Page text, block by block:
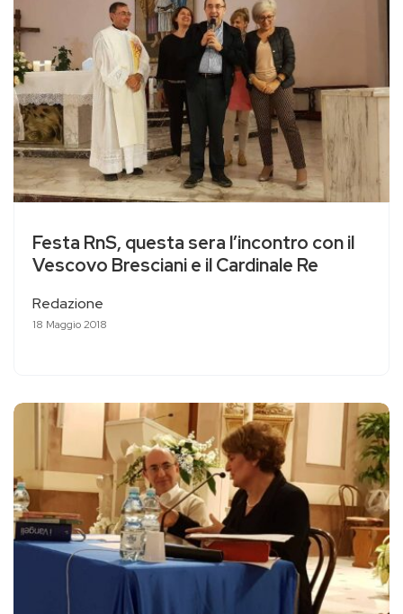
Festa RnS, questa sera l’incontro con il
Vescovo Bresciani e il Cardinale Re
Redazione
18 Maggio 2018